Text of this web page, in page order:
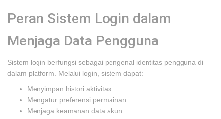
Peran Sistem Login dalam
Menjaga Data Pengguna
Sistem login berfungsi sebagai pengenal identitas pengguna di
dalam platform. Melalui login, sistem dapat:
Menyimpan histori aktivitas
Mengatur preferensi permainan
Menjaga keamanan data akun